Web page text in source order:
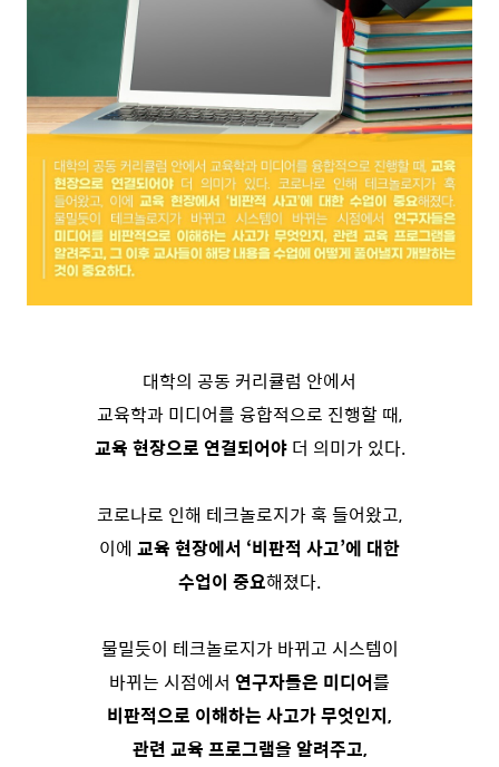
대학의 공동 커리큘럼 안에서
교육학과 미디어를 융합적으로 진행할 때,
교육 현장으로 연결되어야 더 의미가 있다.
코로나로 인해 테크놀로지가 훅 들어왔고,
이에 교육 현장에서 ‘비판적 사고’에 대한
수업이 중요해졌다.
물밀듯이 테크놀로지가 바뀌고 시스템이
바뀌는 시점에서 연구자들은 미디어를
비판적으로 이해하는 사고가 무엇인지,
관련 교육 프로그램을 알려주고,